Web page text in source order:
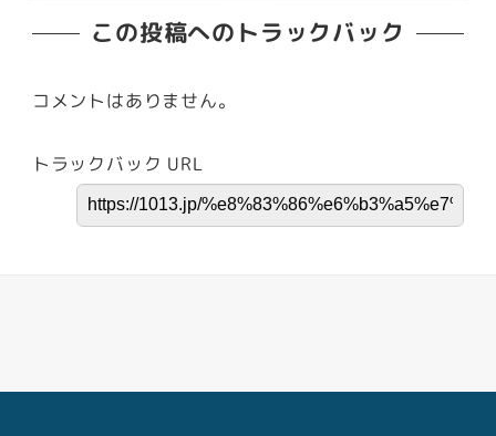
この投稿へのトラックバック
コメントはありません。
トラックバック URL